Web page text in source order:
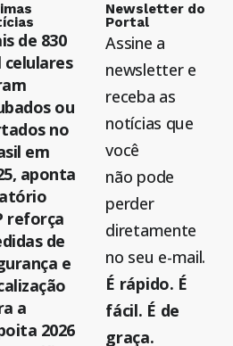
de 830
celulares
ou
no
em
aponta
reforça
de
e
a
2026
Newsletter do
Portal
Assine a
newsletter e
receba as
notícias que
você
não pode
perder
diretamente
no seu e-mail.
É rápido. É
fácil. É de
graça.